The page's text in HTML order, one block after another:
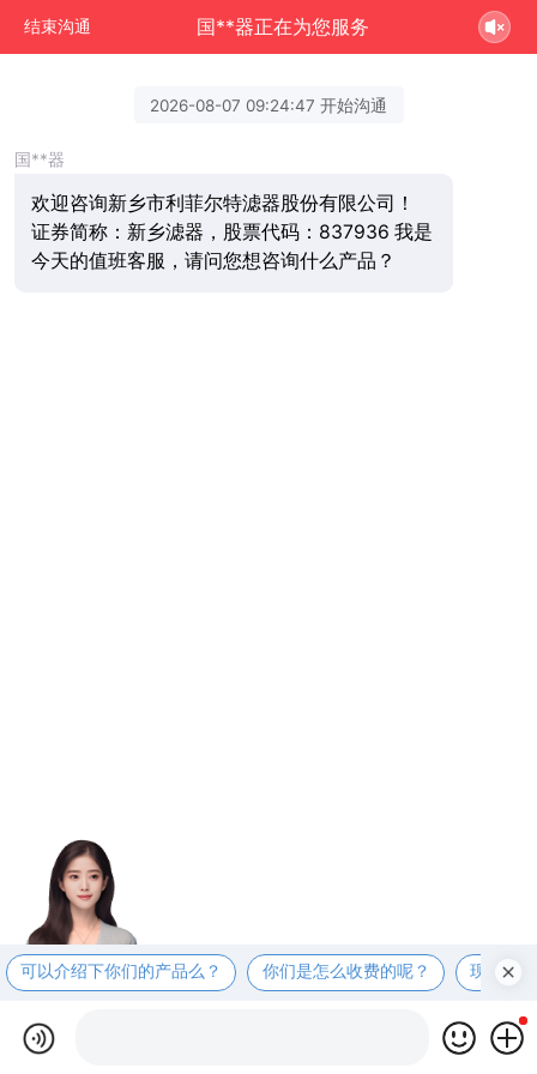
结束沟通 国**器正在为您服务
2026-08-07 09:24:47 开始沟通
国**器
欢迎咨询新乡市利菲尔特滤器股份有限公司！
证券简称：新乡滤器，股票代码：837936 我是
今天的值班客服，请问您想咨询什么产品？
可以介绍下你们的产品么？ 你们是怎么收费的呢？ 现在有